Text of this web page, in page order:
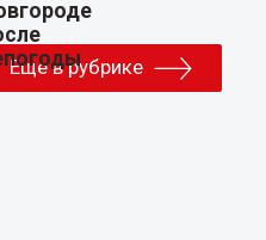
Еще в рубрике